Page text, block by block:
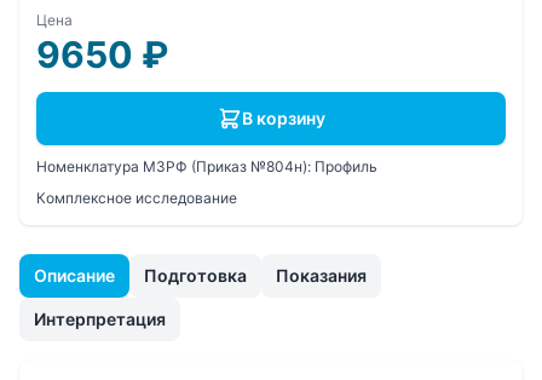
Описание Подготовка Показания
Интерпретация
Цена
9650 ₽
В корзину
Номенклатура МЗРФ (Приказ №804н): Профиль
Комплексное исследование